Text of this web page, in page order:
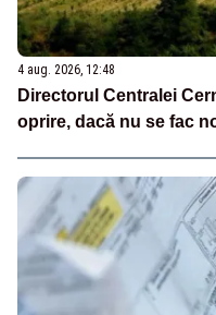
4 aug. 2026, 12:48
Directorul Centralei
oprire, dacă nu se fac